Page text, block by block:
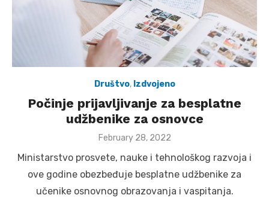
Društvo, Izdvojeno
Počinje prijavljivanje za besplatne
udžbenike za osnovce
Posted
February 28, 2022
Ministarstvo prosvete, nauke i tehnološkog razvoja i
ove godine obezbeđuje besplatne udžbenike za
učenike osnovnog obrazovanja i vaspitanja.